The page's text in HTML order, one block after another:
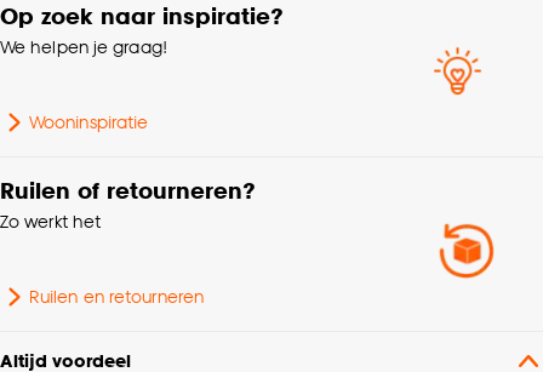
Nummer
Garantietermijn
Kleurtint
Op zoek naar inspiratie?
We helpen je graag!
Wooninspiratie
Ruilen of retourneren?
Zo werkt het
Ruilen en retourneren
Altijd voordeel